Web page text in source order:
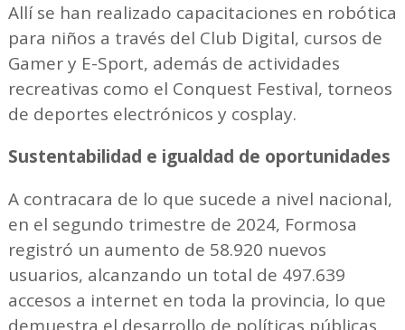
Allí se han realizado capacitaciones en robótica
para niños a través del Club Digital, cursos de
Gamer y E-Sport, además de actividades
recreativas como el Conquest Festival, torneos
de deportes electrónicos y cosplay.
Sustentabilidad e igualdad de oportunidades
A contracara de lo que sucede a nivel nacional,
en el segundo trimestre de 2024, Formosa
registró un aumento de 58.920 nuevos
usuarios, alcanzando un total de 497.639
accesos a internet en toda la provincia, lo que